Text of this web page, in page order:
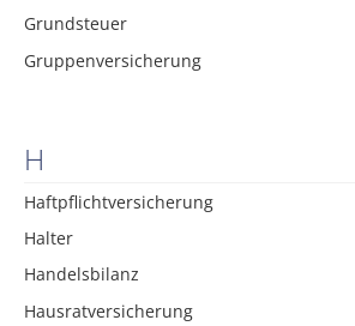
Grundsteuer
Gruppenversicherung
H
Haftpflichtversicherung
Halter
Handelsbilanz
Hausratversicherung